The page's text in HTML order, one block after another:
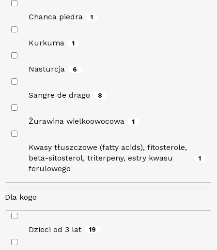
Chanca piedra 1
Kurkuma 1
Nasturcja 6
Sangre de drago 8
Żurawina wielkoowocowa 1
Kwasy tłuszczowe (fatty acids), fitosterole,
beta-sitosterol, triterpeny, estry kwasu
ferulowego
1
Dla kogo
Dzieci od 3 lat 19